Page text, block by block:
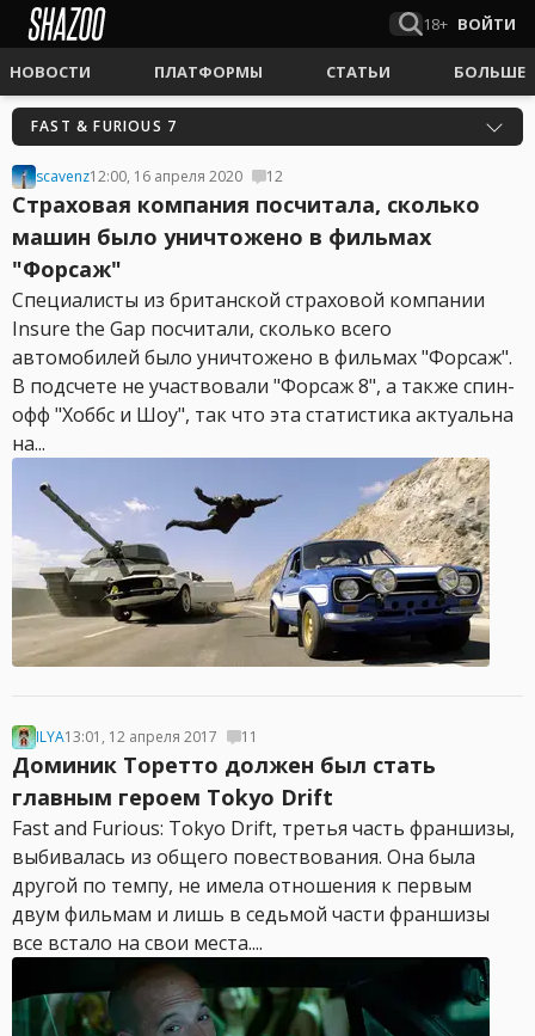
18+ ВОЙТИ
НОВОСТИ ПЛАТФОРМЫ СТАТЬИ БОЛЬШЕ
FAST & FURIOUS 7
scavenz12:00, 16 апреля 2020 12
Страховая компания посчитала, сколько
машин было уничтожено в фильмах
"Форсаж"
Специалисты из британской страховой компании
Insure the Gap посчитали, сколько всего
автомобилей было уничтожено в фильмах "Форсаж".
В подсчете не участвовали "Форсаж 8", а также спин-
офф "Хоббс и Шоу", так что эта статистика актуальна
на...
ILYA13:01, 12 апреля 2017 11
Доминик Торетто должен был стать
главным героем Tokyo Drift
Fast and Furious: Tokyo Drift, третья часть франшизы,
выбивалась из общего повествования. Она была
другой по темпу, не имела отношения к первым
двум фильмам и лишь в седьмой части франшизы
все встало на свои места....